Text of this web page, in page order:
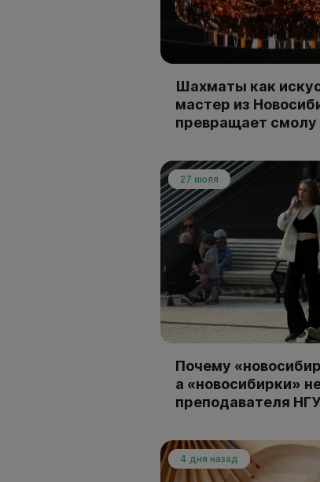
Шахматы как
мастер из
превращает
27 июля
Почему
а «новосибирки»
преподавателя НГУ
4 дня назад